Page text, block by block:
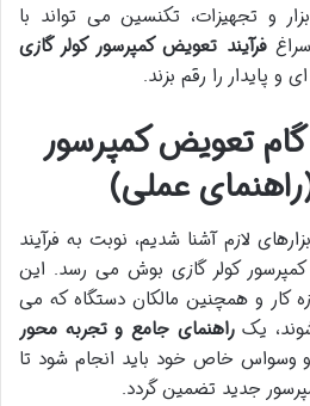
و تجهیزات، تکنسین می تواند با
فرآیند تعویض کمپرسور کولر گازی
و پایدار را رقم بزند.
گام تعویض کمپرسور
عملی)
لازم آشنا شدیم، نوبت به فرآیند
کولر گازی بوش می رسد. این
کار و همچنین مالکان دستگاه که می
یکراهنمای جامع و تجربه محور
وسواس خاص خود باید انجام شود تا
جدید تضمین گردد.